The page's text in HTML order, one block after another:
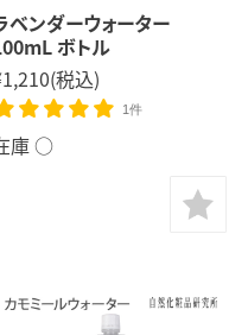
ベンダーウォーター
ボトル
(税込)
1件
庫 ○